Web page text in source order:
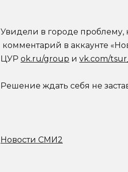
Увидели в городе проблему,
комментарий в аккаунте
ЦУР ok.ru/group и vk.com/
Решение ждать себя не
Новости СМИ2